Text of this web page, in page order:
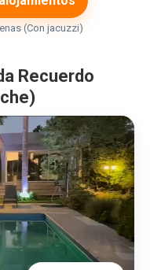
(Con jacuzzi)
Recuerdo